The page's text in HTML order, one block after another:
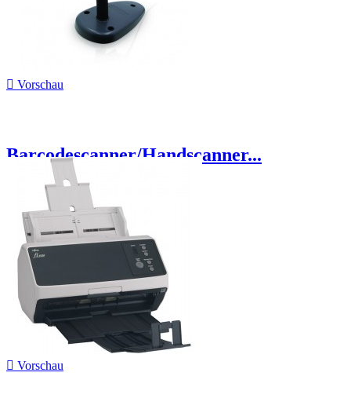
 Vorschau
Barcodescanner/Handscanner...
 Vorschau